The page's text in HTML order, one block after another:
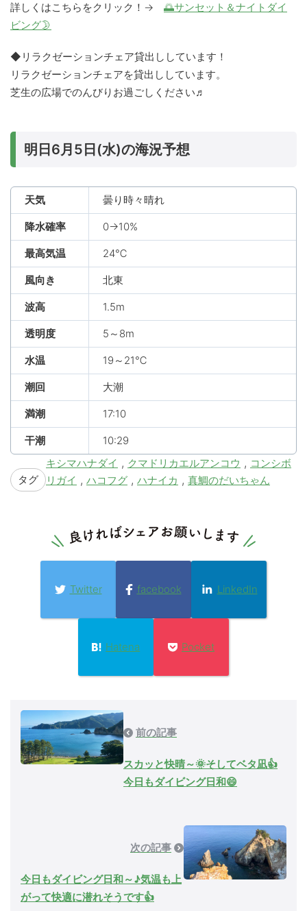
詳しくはこちらをクリック！→ 🌅サンセット＆ナイトダイ
ビング🌛
◆リラクゼーションチェア貸出ししています！
リラクゼーションチェアを貸出ししています。
芝生の広場でのんびりお過ごしください♬
明日6月5日(水)の海況予想
天気 曇り時々晴れ
降水確率 0→10%
最高気温 24℃
風向き 北東
波高 1.5m
透明度 5～8m
水温 19～21℃
潮回 大潮
満潮 17:10
干潮 10:29
タグ
キシマハナダイ , クマドリカエルアンコウ , コンシボ
リガイ , ハコフグ , ハナイカ , 真鯛のだいちゃん
Twitter facebook LinkedIn
Hatena Pocket
前の記事
スカッと快晴～🌞そしてベタ凪👍
今日もダイビング日和😄
次の記事
今日もダイビング日和～♪気温も上
がって快適に潜れそうです👍